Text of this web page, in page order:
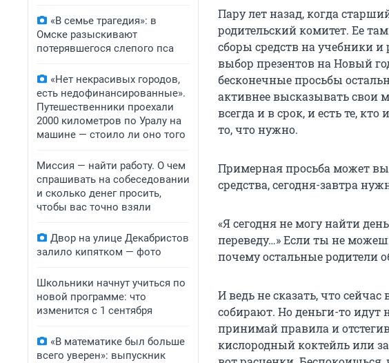
«В семье трагедия»: в
Омске разыскивают
потерявшегося слепого пса
«Нет некрасивых городов,
есть недофинансированные».
Путешественники проехали
2000 километров по Уралу на
машине — стоило ли оно того
Миссия — найти работу. О чем
спрашивать на собеседовании
и сколько денег просить,
чтобы вас точно взяли
Двор на улице Декабристов
залило кипятком — фото
Школьники начнут учиться по
новой программе: что
изменится с 1 сентября
«В математике был больше
всего уверен»: выпускник
Пару лет назад, когда
родительский комитет. Ее
сборы средств на учебники
выбор презентов на Новый
бесконечные просьбы
активнее высказывать свои
всегда и в срок, и есть те,
то, что нужно.
Примерная просьба может
средства, сегодня-завтра
«Я сегодня не могу найти
переведу…» Если ты не
почему остальные родители
И ведь не сказать, что
собирают. Но деньги-то
принимай правила и
кислородный коктейль или